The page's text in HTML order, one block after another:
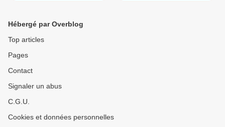
Hébergé par Overblog
Top articles
Pages
Contact
Signaler un abus
C.G.U.
Cookies et données personnelles